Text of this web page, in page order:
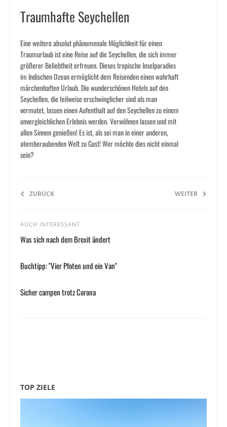
Traumhafte Seychellen
Eine weitere absolut phänomenale Möglichkeit für einen
Traumurlaub ist eine Reise auf die Seychellen, die sich immer
größerer Beliebtheit erfreuen. Dieses tropische Inselparadies
im Indischen Ozean ermöglicht dem Reisenden einen wahrhaft
märchenhaften Urlaub. Die wunderschönen Hotels auf den
Seychellen, die teilweise erschwinglicher sind als man
vermutet, lassen einen Aufenthalt auf den Seychellen zu einem
unvergleichlichen Erlebnis werden. Verwöhnen lassen und mit
allen Sinnen genießen! Es ist, als sei man in einer anderen,
atemberaubenden Welt zu Gast! Wer möchte dies nicht einmal
sein?
ZURÜCK WEITER
AUCH INTERESSANT
Was sich nach dem Brexit ändert
Buchtipp: "Vier Pfoten und ein Van"
Sicher campen trotz Corona
TOP ZIELE